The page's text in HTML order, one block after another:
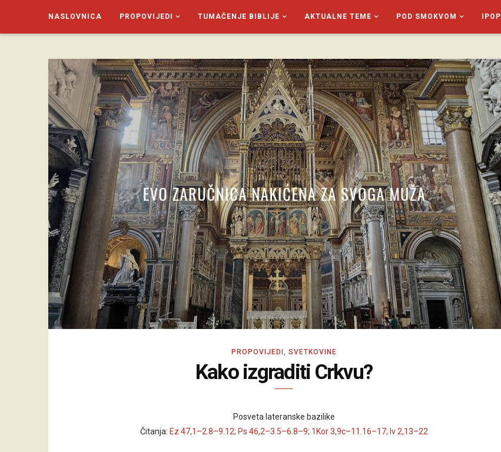
NASLOVNICA PROPOVIJEDI TUMAČENJE BIBLIJE AKTUALNE TEME POD SMOKVOM IPOP
SAGUD.XYZ
PROPOVIJEDI , SVETKOVINE
Kako izgraditi Crkvu?
Posveta lateranske bazilike
Čitanja: Ez 47,1–2.8–9.12; Ps 46,2–3.5–6.8–9; 1Kor 3,9c–11.16–17; Iv 2,13–22